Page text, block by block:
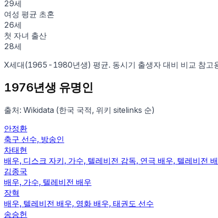
29세
여성 평균 초혼
26세
첫 자녀 출산
28세
X세대(1965 - 1980년생) 평균. 동시기 출생자 대비 비교 참
1976년생 유명인
출처: Wikidata (한국 국적, 위키 sitelinks 순)
안정환
축구 선수, 방송인
차태현
배우, 디스크 자키, 가수, 텔레비전 감독, 연극 배우, 텔레비전
김종국
배우, 가수, 텔레비전 배우
장혁
배우, 텔레비전 배우, 영화 배우, 태권도 선수
송승헌